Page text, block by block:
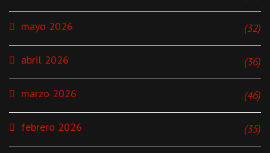
mayo 2026 (32)
abril 2026 (36)
marzo 2026 (46)
febrero 2026 (35)